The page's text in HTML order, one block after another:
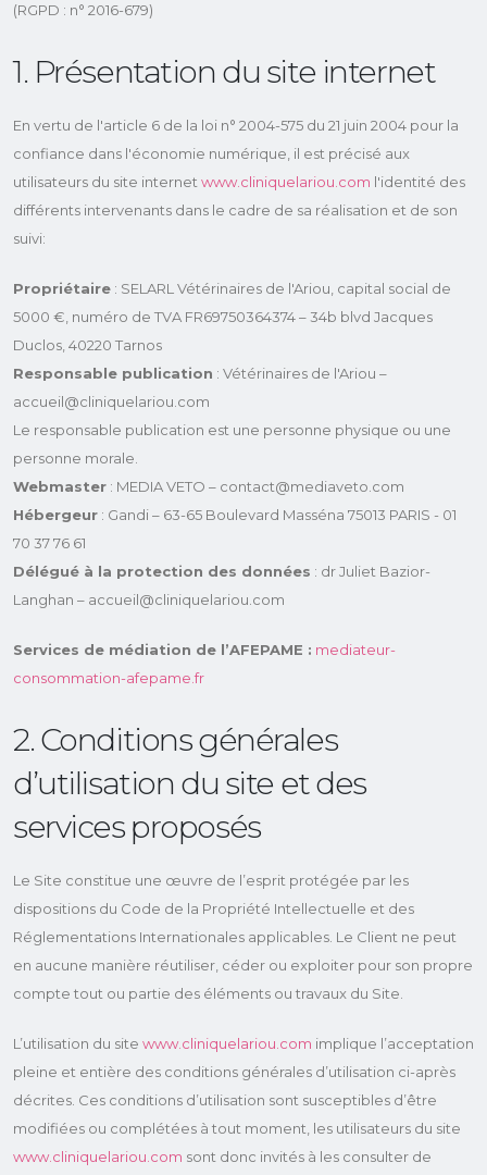
(RGPD : n° 2016-679)
1. Présentation du site internet
En vertu de l'article 6 de la loi n° 2004-575 du 21 juin 2004 pour la
confiance dans l'économie numérique, il est précisé aux
utilisateurs du site internet www.cliniquelariou.com l'identité des
différents intervenants dans le cadre de sa réalisation et de son
suivi:
Propriétaire : SELARL Vétérinaires de l'Ariou, capital social de
5000 €, numéro de TVA FR69750364374 – 34b blvd Jacques
Duclos, 40220 Tarnos
Responsable publication : Vétérinaires de l'Ariou –
accueil@cliniquelariou.com
Le responsable publication est une personne physique ou une
personne morale.
Webmaster : MEDIA VETO – contact@mediaveto.com
Hébergeur : Gandi – 63-65 Boulevard Masséna 75013 PARIS - 01
70 37 76 61
Délégué à la protection des données : dr Juliet Bazior-
Langhan – accueil@cliniquelariou.com
Services de médiation de l’AFEPAME : mediateur-
consommation-afepame.fr
2. Conditions générales
d’utilisation du site et des
services proposés
Le Site constitue une œuvre de l’esprit protégée par les
dispositions du Code de la Propriété Intellectuelle et des
Réglementations Internationales applicables. Le Client ne peut
en aucune manière réutiliser, céder ou exploiter pour son propre
compte tout ou partie des éléments ou travaux du Site.
L’utilisation du site www.cliniquelariou.com implique l’acceptation
pleine et entière des conditions générales d’utilisation ci-après
décrites. Ces conditions d’utilisation sont susceptibles d’être
modifiées ou complétées à tout moment, les utilisateurs du site
www.cliniquelariou.com sont donc invités à les consulter de